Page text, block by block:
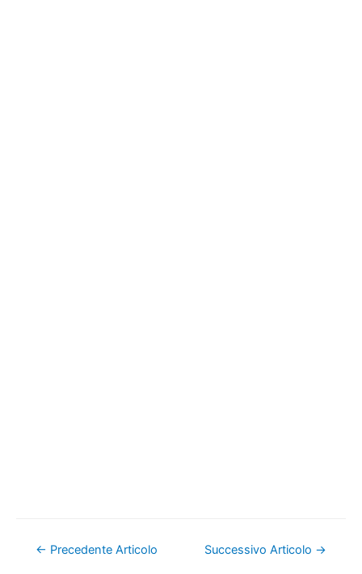
Navigazione
← Precedente Articolo Successivo Articolo →